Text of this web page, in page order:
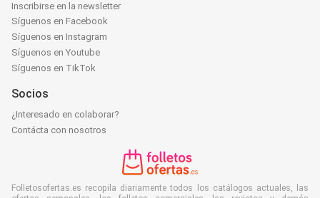
Inscribirse en la newsletter
Síguenos en Facebook
Síguenos en Instagram
Síguenos en Youtube
Síguenos en TikTok
Socios
¿Interesado en colaborar?
Contácta con nosotros
Folletosofertas.es recopila diariamente todos los catálogos actuales, las